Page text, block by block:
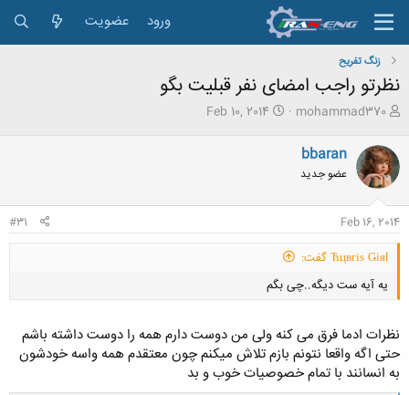
ورود عضویت
زنگ تفريح
نظرتو راجب امضای نفر قبلیت بگو
ش
و
ع
ک
ن
ن
د
م
ض
ع
mohammad370
ت
ر
Feb 10, 2014
bbaran
عضو جدید
Feb 16, 2014
#31
Ћцвгіѕ Ǥіяl گفت:
یه آیه ست دیگه..چی بگم
نظرات ادما فرق می کنه ولی من دوست دارم همه را دوست داشته باشم
حتی اگه واقعا نتونم بازم تلاش میکنم چون معتقدم همه واسه خودشون
به انسانند با تمام خصوصیات خوب و بد